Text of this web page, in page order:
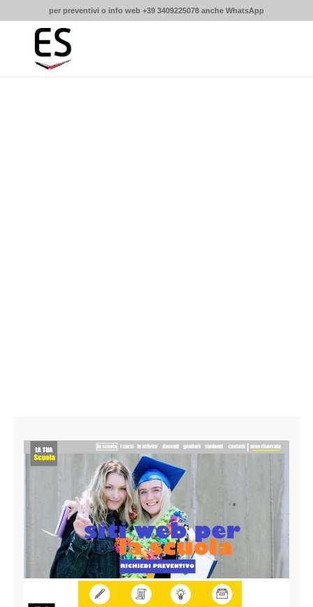
per preventivi o info web +39 3409225078 anche WhatsApp